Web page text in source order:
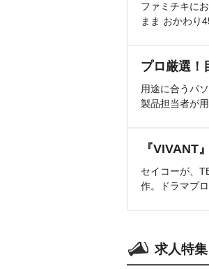
ファミチキに
まま おかわり
プロ厳選！
用途に合うパ
製品担当者が
『VIVANT
セイコーが、
作。ドラマプ
求人特集